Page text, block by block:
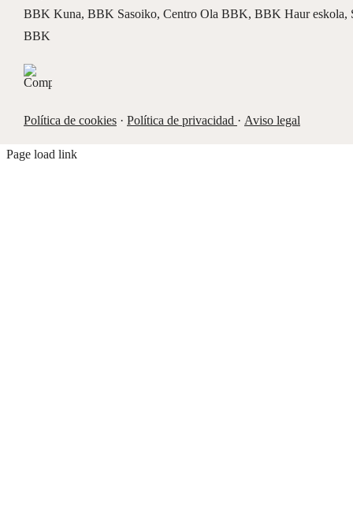
BBK Kuna, BBK Sasoiko, Centro Ola BBK, BBK Haur eskola,
BBK
Política de cookies· Política de privacidad · Aviso legal
Page load link